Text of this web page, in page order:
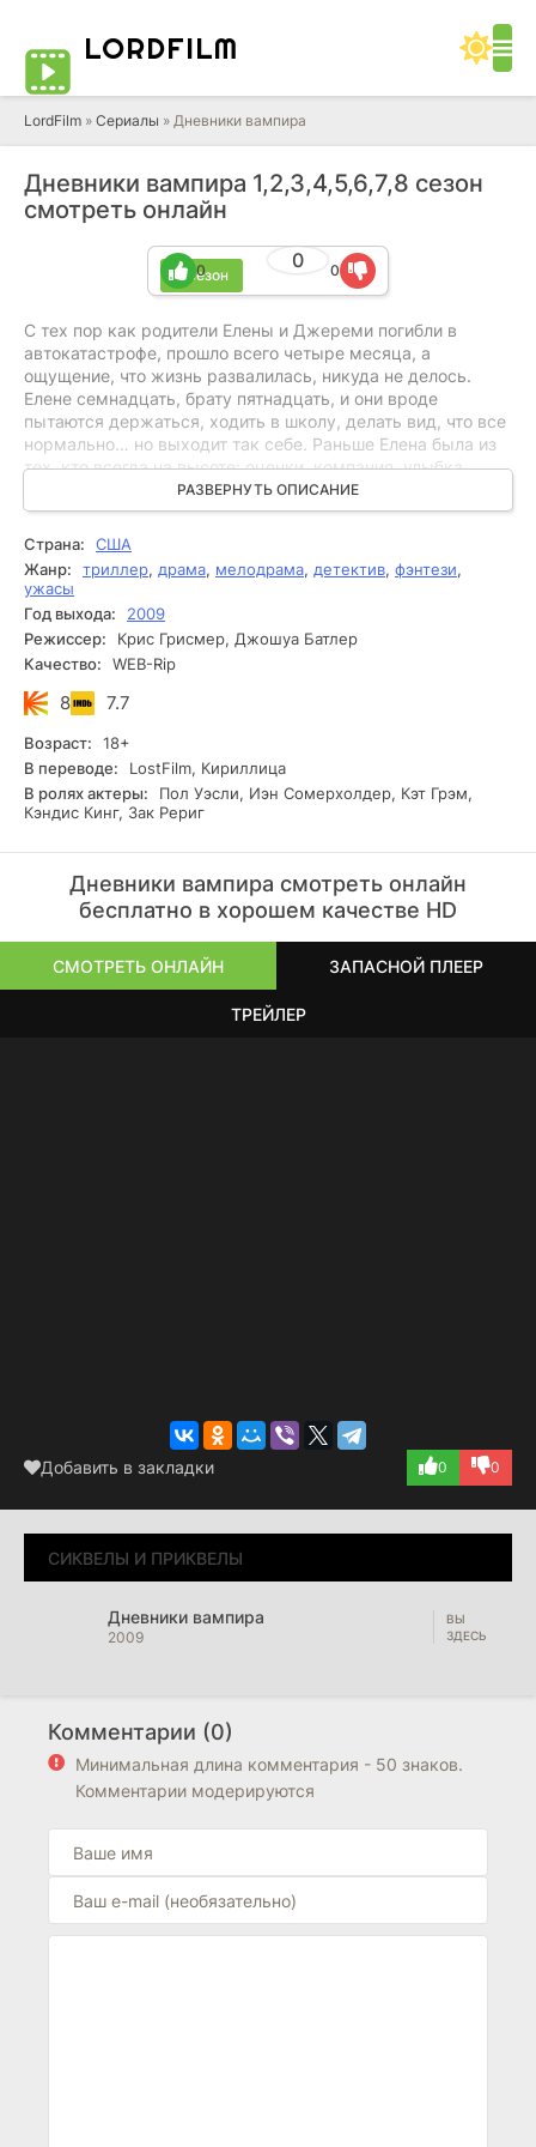
LORDFILM
LordFilm » Сериалы » Дневники вампира
Дневники вампира 1,2,3,4,5,6,7,8 сезон
смотреть онлайн
8 сезон
0
0 0
С тех пор как родители Елены и Джереми погибли в
автокатастрофе, прошло всего четыре месяца, а
ощущение, что жизнь развалилась, никуда не делось.
Елене семнадцать, брату пятнадцать, и они вроде
пытаются держаться, ходить в школу, делать вид, что все
нормально… но выходит так себе. Раньше Елена была из
тех, кто всегда на высоте: оценки, компания, улыбка.
Теперь улыбка дается через силу.
И тут в начале учебного года появляется новенький —
Стефан. Тихий, странный, слишком притягательный.
Между ними быстро вспыхивает что-то настоящее,
только Елена не знает главного: Стефан — вампир с
вековой историей. Он старается не трогать людей, но его
брат Дэймон — полная противоположность. И их
разборки затягивают весь Мистик Фоллз.
РАЗВЕРНУТЬ ОПИСАНИЕ
Страна:
США
Жанр:
триллер, драма, мелодрама, детектив, фэнтези,
ужасы
Год выхода:
2009
Режиссер:
Крис Грисмер, Джошуа Батлер
Качество:
WEB-Rip
8 7.7
Возраст:
18+
В переводе:
LostFilm, Кириллица
В ролях актеры:
Пол Уэсли, Иэн Сомерхолдер, Кэт Грэм,
Кэндис Кинг, Зак Рериг
Дневники вампира смотреть онлайн
бесплатно в хорошем качестве HD
СМОТРЕТЬ ОНЛАЙН ЗАПАСНОЙ ПЛЕЕР
ТРЕЙЛЕР
Добавить в закладки 0 0
СИКВЕЛЫ И ПРИКВЕЛЫ
Дневники вампира
2009
Комментарии (0)
Минимальная длина комментария - 50 знаков.
Комментарии модерируются